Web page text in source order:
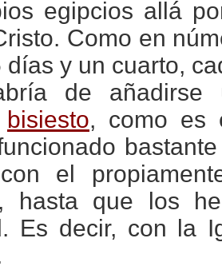
egipcios allá
Como en
días y un cuarto,
de
bisiesto, como es
el
hasta que los
Es decir, con la